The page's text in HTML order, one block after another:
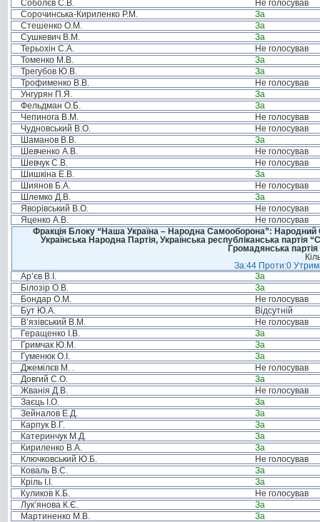
Соболєв С.В.
Не голосував
Сорочинська-Кириленко Р.М.
За
Стешенко О.М.
За
Сушкевич В.М.
За
Терьохін С.А.
Не голосував
Томенко М.В.
За
Трегубов Ю.В.
За
Трофименко В.В.
Не голосував
Унгурян П.Я.
За
Фельдман О.Б.
За
Чепинога В.М.
Не голосував
Чудновський В.О.
Не голосував
Шаманов В.В.
За
Шевченко А.В.
Не голосував
Шевчук С.В.
Не голосував
Шишкіна Е.В.
За
Шиянов Б.А.
Не голосував
Шлемко Д.В.
За
Яворівський В.О.
Не голосував
Яценко А.В.
Не голосував
Фракція Блоку “Наша Україна – Народна Самооборона”: Народний
Українська Народна Партія, Українська республіканська
Громадянська
За:44 Проти:0
Ар’єв В.І.
За
Білозір О.В.
За
Бондар О.М.
Не голосував
Бут Ю.А.
Відсутній
В’язівський В.М.
Не голосував
Геращенко І.В.
За
Гримчак Ю.М.
За
Гуменюк О.І.
За
Джемілєв М. .
Не голосував
Довгий С.О.
За
Жванія Д.В.
Не голосував
Заєць І.О.
За
Зейналов Е.Д.
За
Карпук В.Г.
За
Катеринчук М.Д.
За
Кириленко В.А.
За
Ключковський Ю.Б.
Не голосував
Коваль В.С.
За
Кріль І.І.
За
Куликов К.Б.
Не голосував
Лук’янова К.Є.
За
Мартиненко М.В.
За